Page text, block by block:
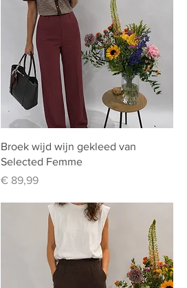
Broek wijd wijn gekleed van
Selected Femme
Prijs
€ 89,99